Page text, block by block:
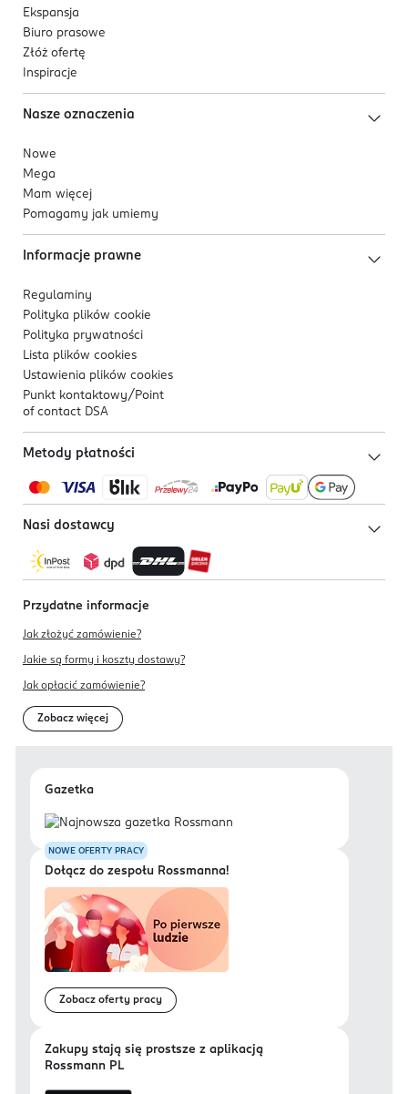
Ekspansja
Biuro prasowe
Złóż ofertę
Inspiracje
Nasze oznaczenia
Nowe
Mega
Mam więcej
Pomagamy jak umiemy
Informacje prawne
Regulaminy
Polityka plików cookie
Polityka prywatności
Lista plików cookies
Ustawienia plików cookies
Punkt kontaktowy/ Point
of contact DSA
Metody płatności
Nasi dostawcy
Przydatne informacje
Jak złożyć zamówienie?
Jakie są formy i koszty dostawy?
Jak opłacić zamówienie?
Zobacz więcej
Gazetka
NOWE OFERTY PRACY
Dołącz do zespołu Rossmanna!
Zobacz oferty pracy
Zakupy stają się prostsze z aplikacją
Rossmann PL